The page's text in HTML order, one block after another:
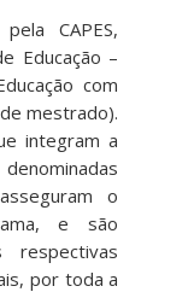
CAPES,
Educação –
com
mestrado).
integram a
o
e são
respectivas
por toda a